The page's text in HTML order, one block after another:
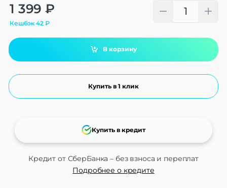
1 399 ₽
Кешбэк42₽
В корзину
Купить в 1 клик
Кредит от СберБанка – без взноса и переплат
Подробнее о кредите
Купить в кредит
Alternative: